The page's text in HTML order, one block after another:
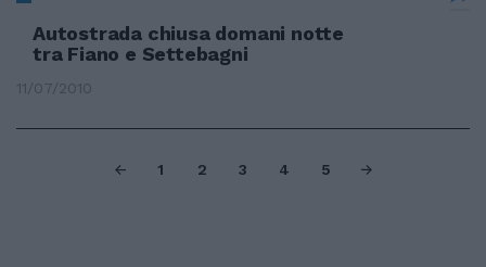
Autostrada chiusa domani notte
tra Fiano e Settebagni
11/07/2010
1 2 3 4 5